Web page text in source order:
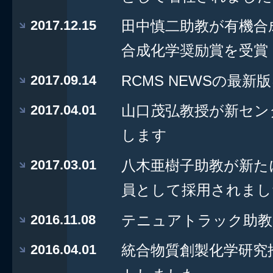
2017.12.15
田中慎二助教が有機
合成化学奨励賞を受賞
2017.09.14 RCMS NEWSの最新
2017.04.01
山口茂弘教授が新セ
します
2017.03.01
八木亜樹子助教が新
員として採用されま
2016.11.08 テニュアトラック助
2016.04.01
統合物質創製化学研